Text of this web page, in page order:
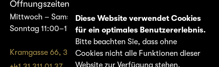
Öffnungszeiten
Mittwoch – Samstag 14:00–17:00
Sonntag 11:00–17:00
Kramgasse 66, 3011 Bern
Diese Website verwendet Cookies
für ein optimales Benutzererlebnis.
Bitte beachten Sie, dass ohne
Cookies nicht alle Funktionen dieser
Website zur Verfügung stehen.